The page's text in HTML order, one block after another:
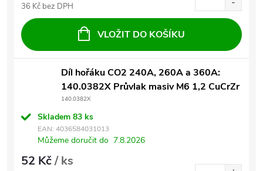
36 Kč bez DPH
VLOŽIT DO KOŠÍKU
Díl hořáku CO2 240A, 260A a 360A:
140.0382X Průvlak masiv M6 1,2 CuCrZr
140.0382X
Skladem 83 ks
EAN: 4036584031013
Můžeme doručit do 7.8.2026
52 Kč/ ks